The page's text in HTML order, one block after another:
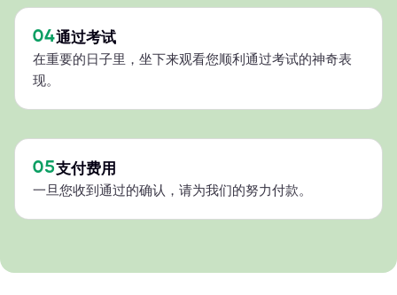
04通过考试
在重要的日子里，坐下来观看您顺利通过考试的神奇表
现。
05支付费用
一旦您收到通过的确认，请为我们的努力付款。